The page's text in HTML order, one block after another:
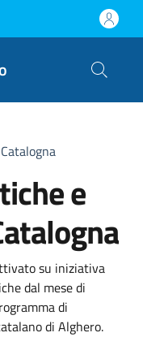
e
su iniziativa
dal mese di
di
di Alghero.